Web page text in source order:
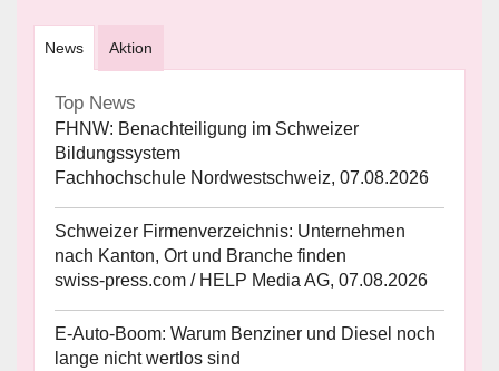
News Aktion
Top News
FHNW: Benachteiligung im Schweizer
Bildungssystem
Fachhochschule Nordwestschweiz, 07.08.2026
Schweizer Firmenverzeichnis: Unternehmen
nach Kanton, Ort und Branche finden
swiss-press.com / HELP Media AG, 07.08.2026
E-Auto-Boom: Warum Benziner und Diesel noch
lange nicht wertlos sind